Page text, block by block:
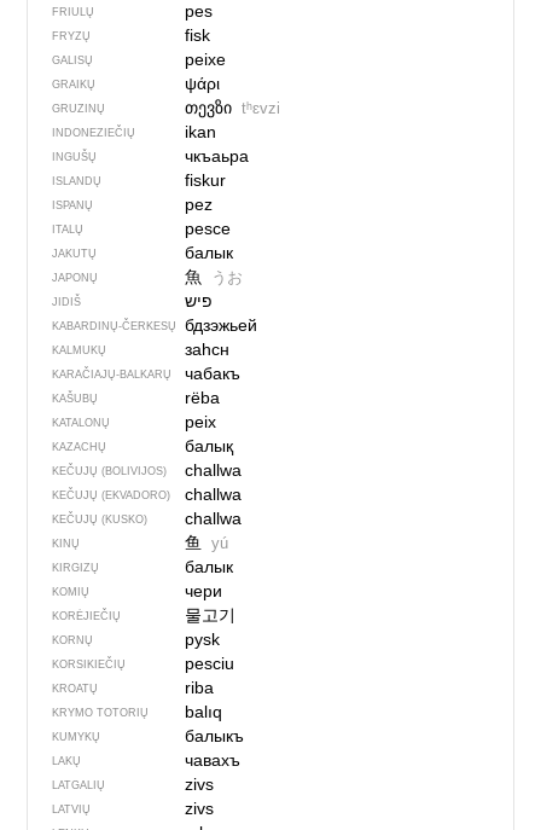
FRIULŲ pes
FRYZŲ fisk
GALISŲ peixe
GRAIKŲ ψάρι
GRUZINŲ თევზი tʰɛvzi
INDONEZIEČIŲ ikan
INGUŠŲ чкъаьра
ISLANDŲ fiskur
ISPANŲ pez
ITALŲ pesce
JAKUTŲ балык
JAPONŲ 魚 うお
JIDIŠ פיש
KABARDINŲ-ČERKESŲ бдзэжьей
KALMUKŲ заһсн
KARAČIAJŲ-BALKARŲ чабакъ
KAŠUBŲ rëba
KATALONŲ peix
KAZACHŲ балық
KEČUJŲ (BOLIVIJOS) challwa
KEČUJŲ (EKVADORO) challwa
KEČUJŲ (KUSKO) challwa
KINŲ 鱼 yú
KIRGIZŲ балык
KOMIŲ чери
KORĖJIEČIŲ 물고기
KORNŲ pysk
KORSIKIEČIŲ pesciu
KROATŲ riba
KRYMO TOTORIŲ balıq
KUMYKŲ балыкъ
LAKŲ чавахъ
LATGALIŲ zivs
LATVIŲ zivs